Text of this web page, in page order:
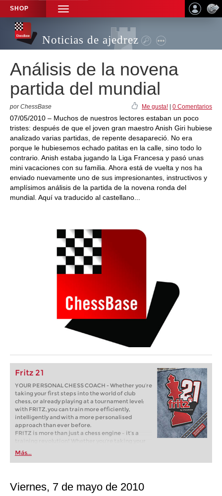
SHOP
TOGGLE
NAVIGATION
Noticias de ajedrez
Análisis de la novena
partida del mundial
por ChessBase Me gusta! 0 Comentarios
07/05/2010 – Muchos de nuestros lectores estaban un poco
tristes: después de que el joven gran maestro Anish Giri hubiese
analizado varias partidas, de repente desapareció. No era
porque le hubiesemos echado patitas en la calle, sino todo lo
contrario. Anish estaba jugando la Liga Francesa y pasó unas
mini vacaciones con su familia. Ahora está de vuelta y nos ha
enviado nuevamente uno de sus impresionantes, instructivos y
amplísimos análisis de la partida de la novena ronda del
mundial. Aquí va traducido al castellano...
Fritz 21
YOUR PERSONAL CHESS COACH - Whether you’re
taking your first steps into the world of club
chess, or already playing at a tournament level:
with FRITZ, you can train more efficiently,
intelligently and with a more personalised
approach than ever before.
FRITZ is more than just a chess engine – it’s a
training revolution! Whether you’re taking your
first steps into the world of club chess, or already
playing at a tournament level: with FRITZ, you can
train more efficiently, intelligently and with a
Más...
Viernes, 7 de mayo de 2010